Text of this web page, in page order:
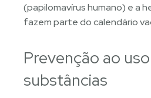
(papilomavírus humano) e a
fazem parte do calendário
Prevenção ao
substâncias